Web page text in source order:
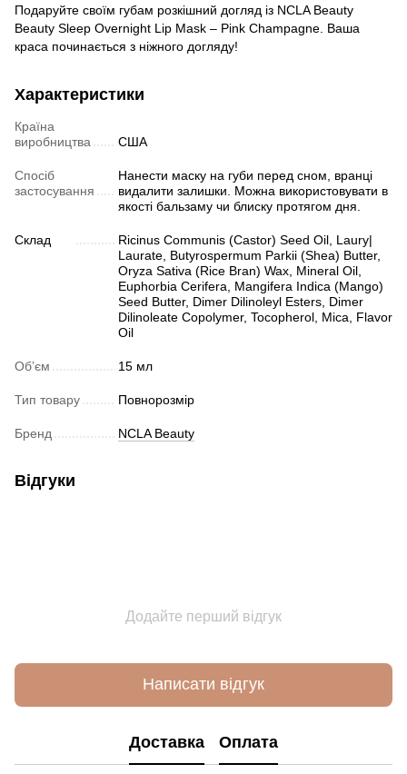
Подаруйте своїм губам розкішний догляд із NCLA Beauty
Beauty Sleep Overnight Lip Mask – Pink Champagne. Ваша
краса починається з ніжного догляду!
Характеристики
Країна
виробництва
США
Спосіб
застосування
Нанести маску на губи перед сном, вранці
видалити залишки. Можна використовувати в
якості бальзаму чи блиску протягом дня.
Склад
Ricinus Communis (Castor) Seed Oil, Laury|
Laurate, Butyrospermum Parkii (Shea) Butter,
Oryza Sativa (Rice Bran) Wax, Mineral Oil,
Euphorbia Cerifera, Mangifera Indica (Mango)
Seed Butter, Dimer Dilinoleyl Esters, Dimer
Dilinoleate Copolymer, Tocopherol, Mica, Flavor
Oil
Обʼєм 15 мл
Тип товару Повнорозмір
Бренд NCLA Beauty
Відгуки
Додайте перший відгук
Написати відгук
Доставка Оплата